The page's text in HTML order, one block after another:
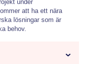
under
att ha ett nära
lösningar som är
behov.